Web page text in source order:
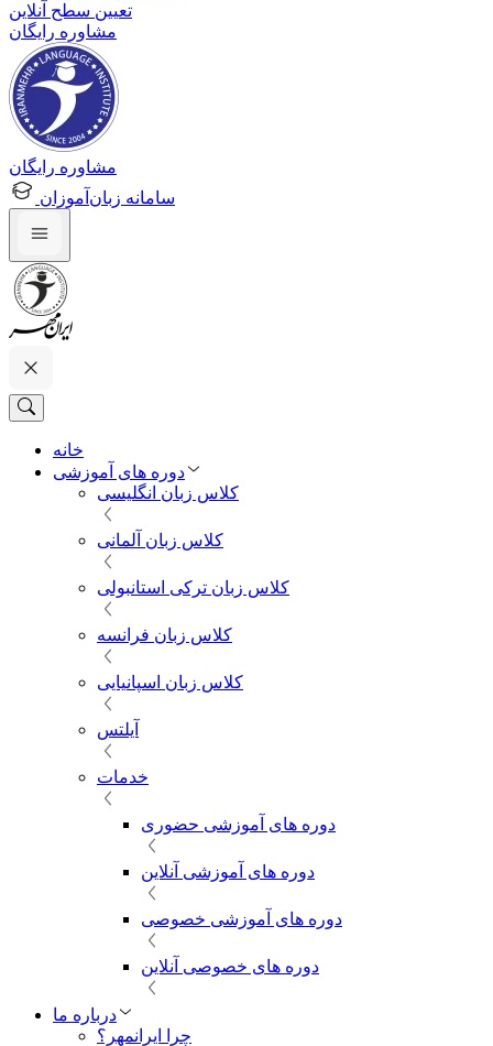
تعیین سطح آنلاین
مشاوره رایگان
مشاوره رایگان
سامانه زبان‌آموزان
خانه
دوره های آموزشی
کلاس زبان انگلیسی
کلاس زبان آلمانی
کلاس زبان ترکی استانبولی
کلاس زبان فرانسه
کلاس زبان اسپانیایی
آیلتس
خدمات
دوره های آموزشی حضوری
دوره های آموزشی آنلاین
دوره های آموزشی خصوصی
دوره های خصوصی آنلاین
درباره ما
چرا ایرانمهر؟